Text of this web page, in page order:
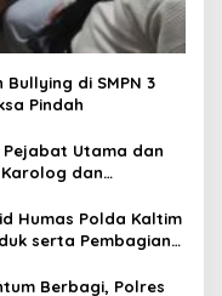
di SMPN 3
Pindah
Pejabat Utama dan
dan
Humas Polda Kaltim
serta Pembagian
Berbagi, Polres